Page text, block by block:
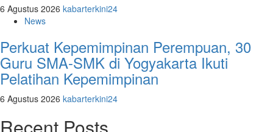
6 Agustus 2026 kabarterkini24
News
Perkuat Kepemimpinan Perempuan, 30
Guru SMA-SMK di Yogyakarta Ikuti
Pelatihan Kepemimpinan
6 Agustus 2026 kabarterkini24